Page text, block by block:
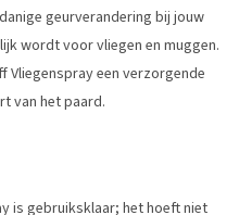
geurverandering bij jouw
wordt voor vliegen en muggen.
Vliegenspray een verzorgende
van het paard.
is gebruiksklaar; het hoeft niet